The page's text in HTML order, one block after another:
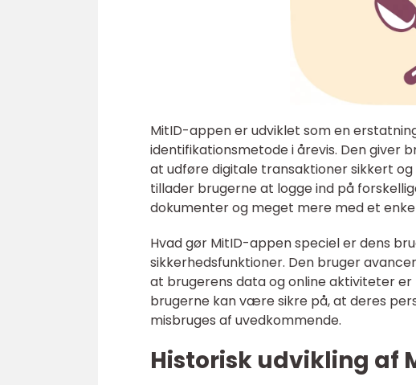
MitID-appen er udviklet som en
identifikationsmetode i årevis. Den giver
at udføre digitale transaktioner sikkert
tillader brugerne at logge ind på
dokumenter og meget mere med et
Hvad gør MitID-appen speciel er dens
sikkerhedsfunktioner. Den bruger
at brugerens data og online aktiviteter
brugerne kan være sikre på, at deres
misbruges af uvedkommende.
Historisk udvikling af